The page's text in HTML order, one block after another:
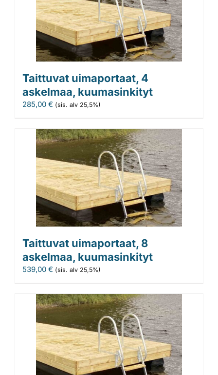
Asiakaskokemuksia
Taittuvat uimaportaat, 4
askelmaa, kuumasinkityt
285,00 € (sis. alv 25,5%)
Taittuvat uimaportaat, 8
askelmaa, kuumasinkityt
539,00 € (sis. alv 25,5%)